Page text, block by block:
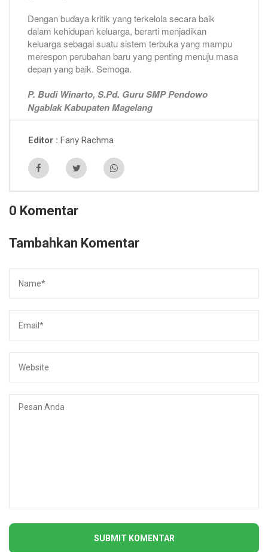
Dengan budaya kritik yang terkelola secara baik
dalam kehidupan keluarga, berarti menjadikan
keluarga sebagai suatu sistem terbuka yang mampu
merespon perubahan baru yang penting menuju masa
depan yang baik. Semoga.
P. Budi Winarto, S.Pd. Guru SMP Pendowo
Ngablak Kabupaten Magelang
Editor Fany Rachma
0 Komentar
Tambahkan Komentar